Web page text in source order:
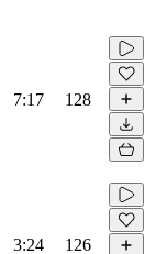
7:17 128
3:24 126